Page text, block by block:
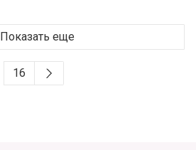
Показать еще
16